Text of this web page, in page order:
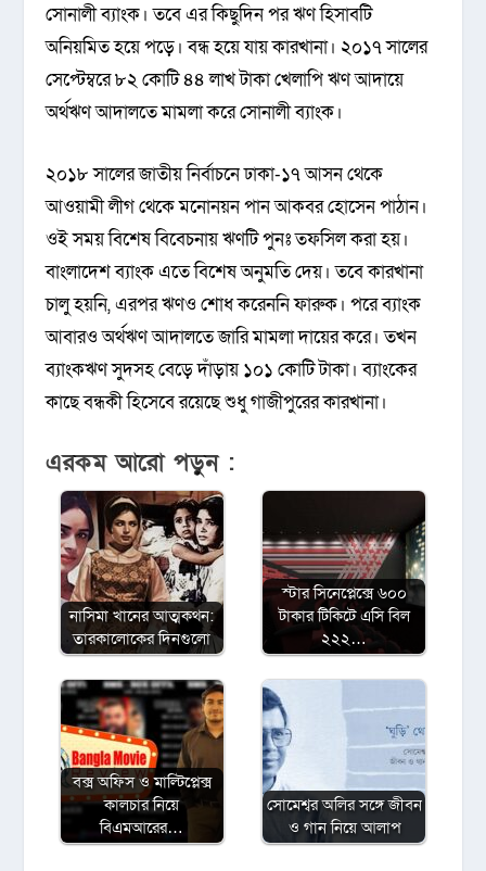
সোনালী ব্যাংক। তবে এর কিছুদিন পর ঋণ হিসাবটি
অনিয়মিত হয়ে পড়ে। বন্ধ হয়ে যায় কারখানা। ২০১৭ সালের
সেপ্টেম্বরে ৮২ কোটি ৪৪ লাখ টাকা খেলাপি ঋণ আদায়ে
অর্থঋণ আদালতে মামলা করে সোনালী ব্যাংক।
২০১৮ সালের জাতীয় নির্বাচনে ঢাকা-১৭ আসন থেকে
আওয়ামী লীগ থেকে মনোনয়ন পান আকবর হোসেন পাঠান।
ওই সময় বিশেষ বিবেচনায় ঋণটি পুনঃ তফসিল করা হয়।
বাংলাদেশ ব্যাংক এতে বিশেষ অনুমতি দেয়। তবে কারখানা
চালু হয়নি, এরপর ঋণও শোধ করেননি ফারুক। পরে ব্যাংক
আবারও অর্থঋণ আদালতে জারি মামলা দায়ের করে। তখন
ব্যাংকঋণ সুদসহ বেড়ে দাঁড়ায় ১০১ কোটি টাকা। ব্যাংকের
কাছে বন্ধকী হিসেবে রয়েছে শুধু গাজীপুরের কারখানা।
এরকম আরো পড়ুন :
নাসিমা খানের আত্মকথন:
তারকালোকের দিনগুলো
স্টার সিনেপ্লেক্সে ৬০০
টাকার টিকিটে এসি বিল
২২২…
বক্স অফিস ও মাল্টিপ্লেক্স
কালচার নিয়ে
বিএমআরের…
সোমেশ্বর অলির সঙ্গে জীবন
ও গান নিয়ে আলাপ